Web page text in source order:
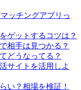
ッチングアプリっ
ゲットするコツは？
相手は見つかる？
どうなってる？
サイトを活用しよ
い？相場を検証！